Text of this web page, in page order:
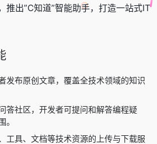
推出”C知道”智能助手，打造一站式IT
发布原创文章，覆盖全技术领域的知识
答社区，开发者可提问和解答编程疑
。
工具、文档等技术资源的上传与下载服